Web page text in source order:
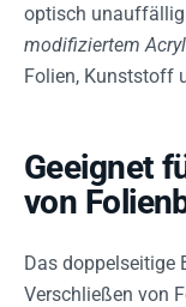
optisch
modifiziertem
Folien, Kunststoff
Geeignet
von
Das doppelseitige
Verschließen von